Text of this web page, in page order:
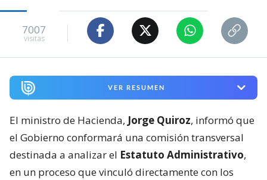
7007
visitas
VER RESUMEN
El ministro de Hacienda, Jorge Quiroz, informó que
el Gobierno conformará una comisión transversal
destinada a analizar el Estatuto Administrativo,
en un proceso que vinculó directamente con los